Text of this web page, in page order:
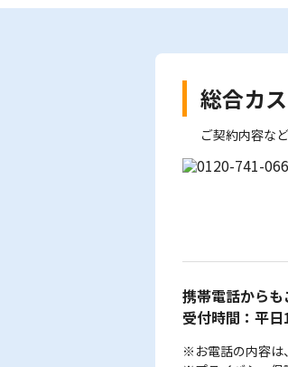
総合カ
ご契約内容な
携帯電話からも
受付時間：平
※お電話の内容は